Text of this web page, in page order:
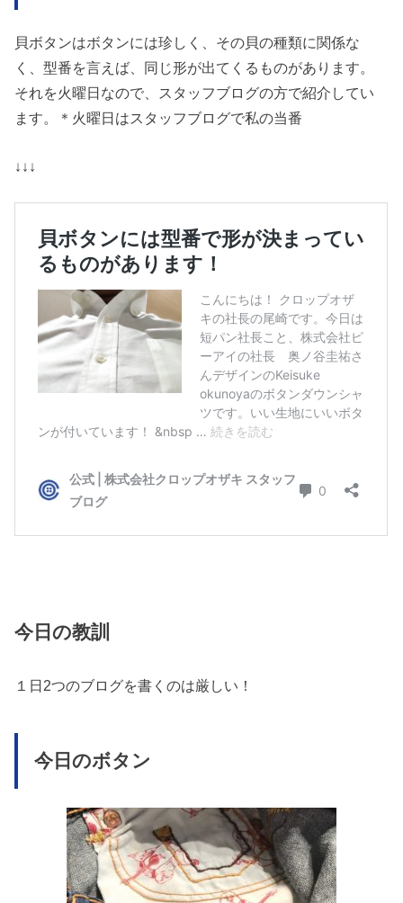
貝ボタンはボタンには珍しく、その貝の種類に関係な
く、型番を言えば、同じ形が出てくるものがあります。
それを火曜日なので、スタッフブログの方で紹介してい
ます。＊火曜日はスタッフブログで私の当番
↓↓↓
今日の教訓
１日2つのブログを書くのは厳しい！
今日のボタン